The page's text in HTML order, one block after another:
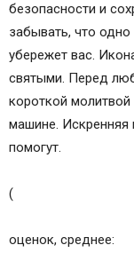
безопасности и
забывать, что
убережет вас.
святыми. Перед
короткой
машине. Искренняя
помогут.
(
оценок, среднее: